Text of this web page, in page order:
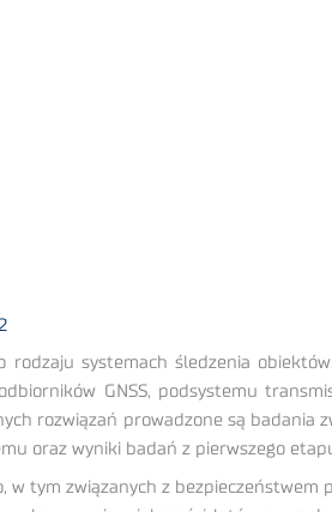
rodzaju systemach śledzenia
GNSS, podsystemu
rozwiązań prowadzone są badania
oraz wyniki badań z pierwszego
w tym związanych z bezpieczeństwem